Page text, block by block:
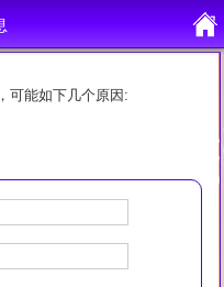
可能如下几个原因: